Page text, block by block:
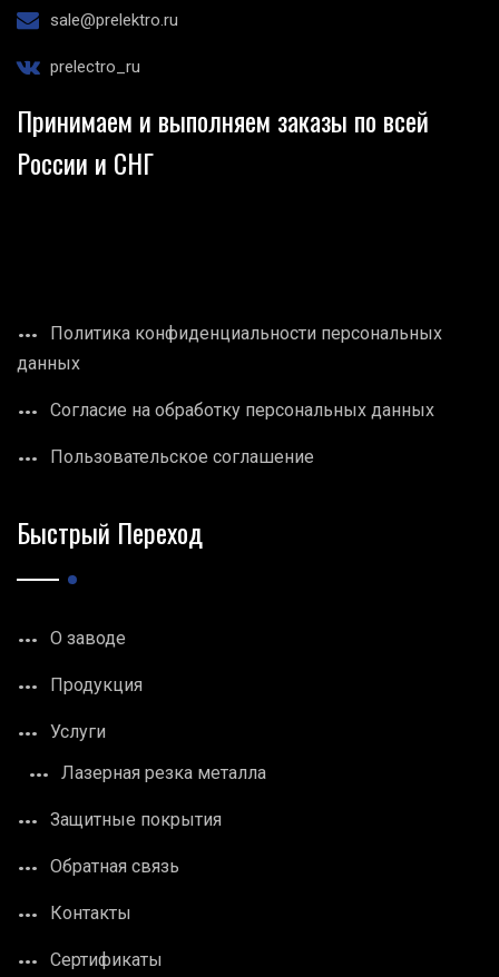
sale@prelektro.ru
prelectro_ru
Принимаем и выполняем заказы по всей
России и СНГ
Политика конфиденциальности персональных
данных
Согласие на обработку персональных данных
Пользовательское соглашение
Быстрый Переход
О заводе
Продукция
Услуги
Лазерная резка металла
Защитные покрытия
Обратная связь
Контакты
Сертификаты